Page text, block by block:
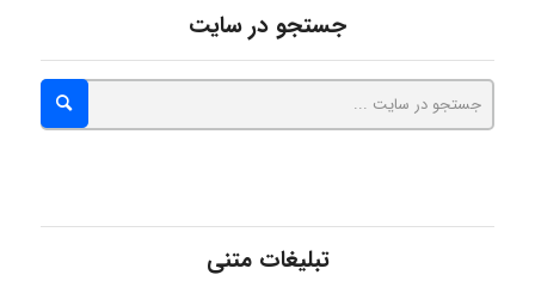
A.balandeh
جستجو در سایت
تبلیغات متنی